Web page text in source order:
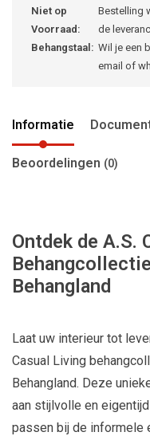
Niet op
Voorraad:
Bestelling
de
Behangstaal: Wil je een
email of
Informatie
Beoordelingen (0)
Ontdek de A.S.
Behangland
Laat uw interieur tot
Casual Living
Behangland. Deze
aan stijlvolle en
passen bij de informele